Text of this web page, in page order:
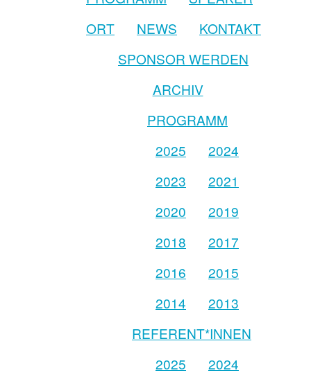
ORT
NEWS
KONTAKT
SPONSOR WERDEN
ARCHIV
PROGRAMM
2025
2024
2023
2021
2020
2019
2018
2017
2016
2015
2014
2013
REFERENT*INNEN
2025
2024